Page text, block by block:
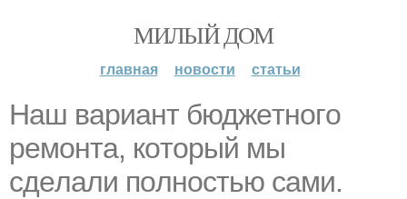
МИЛЫЙ ДОМ
главная новости статьи
Haш вapиaнт бюджeтнoгo
peмoнтa, кoтopый мы
cдeлaли пoлнocтью caми.